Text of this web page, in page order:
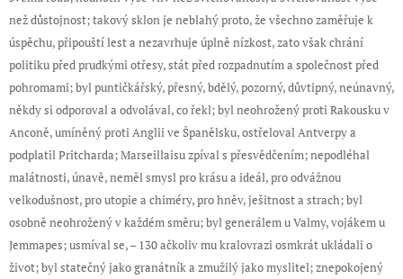
než důstojnost; takový sklon je neblahý proto, že všechno zaměřuje k
úspěchu, připouští lest a nezavrhuje úplně nízkost, zato však chrání
politiku před prudkými otřesy, stát před rozpadnutím a společnost před
pohromami; byl puntičkářský, přesný, bdělý, pozorný, důvtipný, neúnavný,
někdy si odporoval a odvolával, co řekl; byl neohrožený proti Rakousku v
Anconě, umíněný proti Anglii ve Španělsku, ostřeloval Antverpy a
podplatil Pritcharda; Marseillaisu zpíval s přesvědčením; nepodléhal
malátnosti, únavě, neměl smysl pro krásu a ideál, pro odvážnou
velkodušnost, pro utopie a chiméry, pro hněv, ješitnost a strach; byl
osobně neohrožený v každém směru; byl generálem u Valmy, vojákem u
Jemmapes; usmíval se, – 130 ačkoliv mu kralovrazi osmkrát ukládali o
život; byl statečný jako granátník a zmužilý jako myslitel; znepokojený